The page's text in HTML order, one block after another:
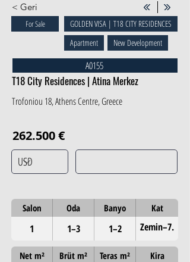
< Geri
For Sale
GOLDEN VISA | T18 CITY RESIDENCES
Apartment
New Development
A0155
T18 City Residences | Atina Merkez
Trofoniou 18, Athens Centre, Greece
262.500 €
Salon Oda Banyo Kat
1 1–3 1–2
Zemin–7.
kat
Net m² Brüt m² Teras m² Kira